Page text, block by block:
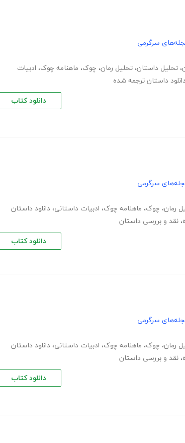
سرگرمی
، تحلیل داستان، تحلیل رمان، چوک، ماهنامه چوک، ادبیات
دانلود داستان ترجمه شده
دانلود کتاب
سرگرمی
رمان، چوک، ماهنامه چوک، ادبیات داستانی، دانلود داستان
، نقد و بررسی داستان
دانلود کتاب
سرگرمی
رمان، چوک، ماهنامه چوک، ادبیات داستانی، دانلود داستان
، نقد و بررسی داستان
دانلود کتاب